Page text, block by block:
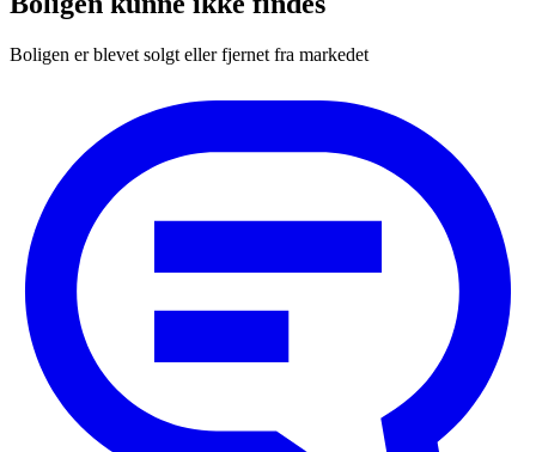
Boligen er blevet solgt eller fjernet fra markedet